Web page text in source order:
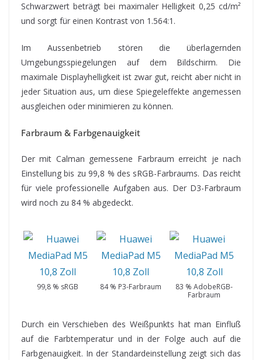
Schwarzwert beträgt bei maximaler Helligkeit 0,25 cd/m²
und sorgt für einen Kontrast von 1.564:1.
Im Aussenbetrieb stören die überlagernden
Umgebungsspiegelungen auf dem Bildschirm. Die
maximale Displayhelligkeit ist zwar gut, reicht aber nicht in
jeder Situation aus, um diese Spiegeleffekte angemessen
ausgleichen oder minimieren zu können.
Farbraum & Farbgenauigkeit
Der mit Calman gemessene Farbraum erreicht je nach
Einstellung bis zu 99,8 % des sRGB-Farbraums. Das reicht
für viele professionelle Aufgaben aus. Der D3-Farbraum
wird noch zu 84 % abgedeckt.
99,8 % sRGB 84 % P3-Farbraum
83 % AdobeRGB-
Farbraum
Durch ein Verschieben des Weißpunkts hat man Einfluß
auf die Farbtemperatur und in der Folge auch auf die
Farbgenauigkeit. In der Standardeinstellung zeigt sich das